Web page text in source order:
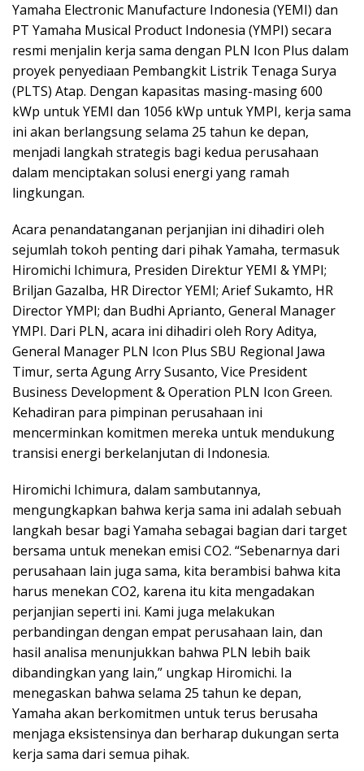
Yamaha Electronic Manufacture Indonesia (YEMI) dan
PT Yamaha Musical Product Indonesia (YMPI) secara
resmi menjalin kerja sama dengan PLN Icon Plus dalam
proyek penyediaan Pembangkit Listrik Tenaga Surya
(PLTS) Atap. Dengan kapasitas masing-masing 600
kWp untuk YEMI dan 1056 kWp untuk YMPI, kerja sama
ini akan berlangsung selama 25 tahun ke depan,
menjadi langkah strategis bagi kedua perusahaan
dalam menciptakan solusi energi yang ramah
lingkungan.
Acara penandatanganan perjanjian ini dihadiri oleh
sejumlah tokoh penting dari pihak Yamaha, termasuk
Hiromichi Ichimura, Presiden Direktur YEMI & YMPI;
Briljan Gazalba, HR Director YEMI; Arief Sukamto, HR
Director YMPI; dan Budhi Aprianto, General Manager
YMPI. Dari PLN, acara ini dihadiri oleh Rory Aditya,
General Manager PLN Icon Plus SBU Regional Jawa
Timur, serta Agung Arry Susanto, Vice President
Business Development & Operation PLN Icon Green.
Kehadiran para pimpinan perusahaan ini
mencerminkan komitmen mereka untuk mendukung
transisi energi berkelanjutan di Indonesia.
Hiromichi Ichimura, dalam sambutannya,
mengungkapkan bahwa kerja sama ini adalah sebuah
langkah besar bagi Yamaha sebagai bagian dari target
bersama untuk menekan emisi CO2. “Sebenarnya dari
perusahaan lain juga sama, kita berambisi bahwa kita
harus menekan CO2, karena itu kita mengadakan
perjanjian seperti ini. Kami juga melakukan
perbandingan dengan empat perusahaan lain, dan
hasil analisa menunjukkan bahwa PLN lebih baik
dibandingkan yang lain,” ungkap Hiromichi. Ia
menegaskan bahwa selama 25 tahun ke depan,
Yamaha akan berkomitmen untuk terus berusaha
menjaga eksistensinya dan berharap dukungan serta
kerja sama dari semua pihak.